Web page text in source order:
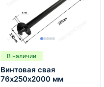
В наличии
Винтовая свая
76х250х2000 мм